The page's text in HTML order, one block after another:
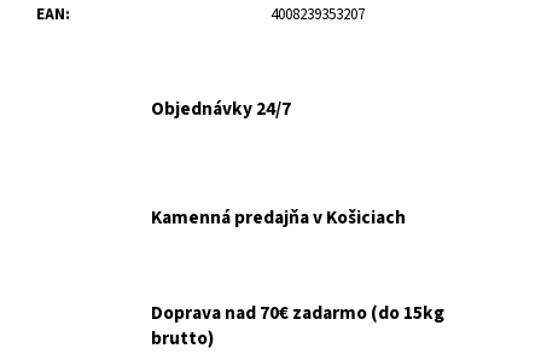
EAN: 4008239353207
Objednávky 24/7
Kamenná predajňa v Košiciach
Doprava nad 70€ zadarmo (do 15kg
brutto)